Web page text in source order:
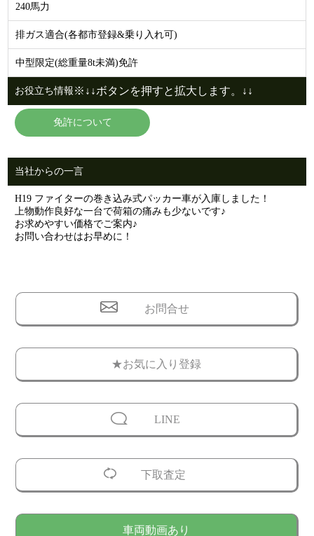
240馬力
排ガス適合(各都市登録&乗り入れ可)
中型限定(総重量8t未満)免許
お役立ち情報 ※↓↓ボタンを押すと拡大します。↓↓
免許について
当社からの一言
H19 ファイターの巻き込み式パッカー車が入庫しました！
上物動作良好な一台で荷箱の痛みも少ないです♪
お求めやすい価格でご案内♪
お問い合わせはお早めに！
お問合せ
★お気に入り登録
LINE
下取査定
車両動画あり